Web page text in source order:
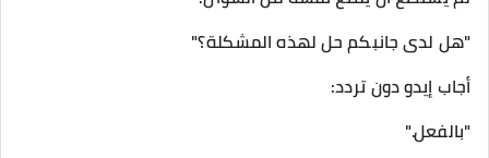
"هل لدى جانبكم حل لهذه المشكلة؟"
أجاب إيدو دون تردد:
"بالفعل."